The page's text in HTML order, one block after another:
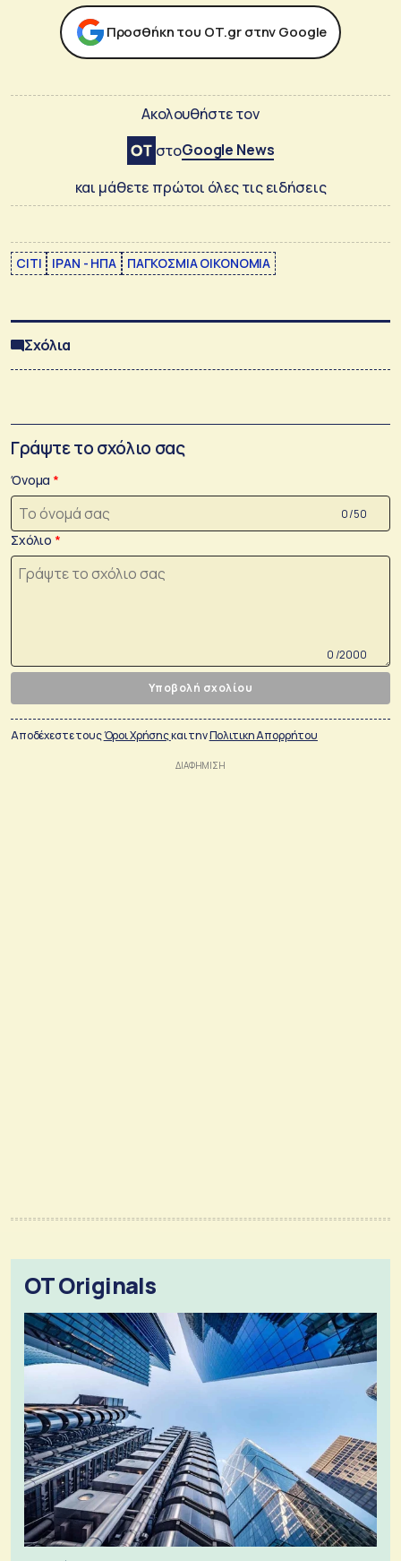
Προσθήκη του ΟΤ.gr στην Google
Ακολουθήστε τον
στοGoogle News
και μάθετε πρώτοι όλες τις ειδήσεις
CITI ΙΡΑΝ - ΗΠΑ ΠΑΓΚΟΣΜΙΑ ΟΙΚΟΝΟΜΙΑ
Σχόλια
Γράψτε το σχόλιο σας
Όνομα
0 /50
Σχόλιο
0 /2000
Υποβολή σχολίου
Αποδέχεστε τουςΌροι Χρήσηςκαι τηνΠολιτικη Απορρήτου
OT Originals